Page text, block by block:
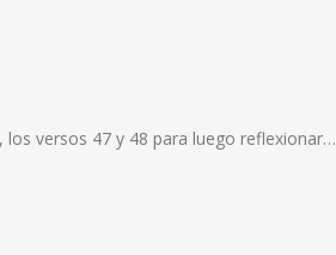
versos 47 y 48 para luego reflexionar…